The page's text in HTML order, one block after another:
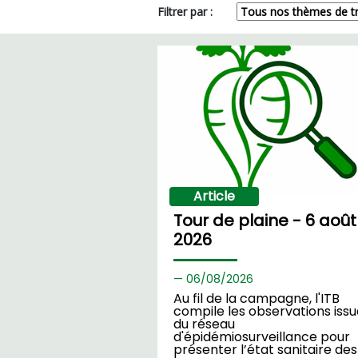
Filtrer par :
Article
Tour de plaine - 6 août
2026
06/08/2026
Au fil de la campagne, l'ITB
compile les observations
du réseau
d'épidémiosurveillance pour
présenter l’état sanitaire des